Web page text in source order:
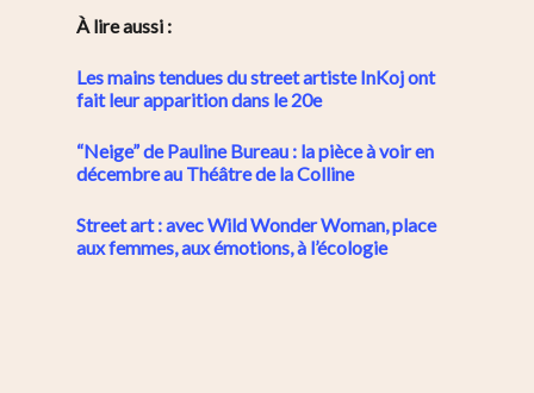
À lire aussi :
Les mains tendues du street artiste InKoj ont
fait leur apparition dans le 20e
“Neige” de Pauline Bureau : la pièce à voir en
décembre au Théâtre de la Colline
Street art : avec Wild Wonder Woman, place
aux femmes, aux émotions, à l’écologie